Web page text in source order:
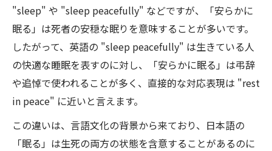
"sleep" や "sleep peacefully" などですが、「安らかに
眠る」は死者の安穏な眠りを意味することが多いです。
したがって、英語の "sleep peacefully" は生きている人
の快適な睡眠を表すのに対し、「安らかに眠る」は弔辞
や追悼で使われることが多く、直接的な対応表現は "rest
in peace" に近いと言えます。
この違いは、言語文化の背景から来ており、日本語の
「眠る」は生死の両方の状態を含意することがあるのに